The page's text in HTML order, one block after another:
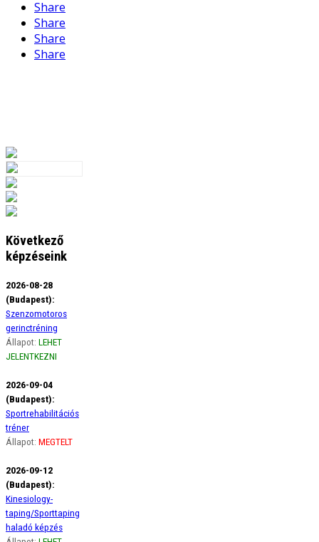
Share
Share
Share
Share
Következő
képzéseink
2026-08-28
(Budapest):
Szenzomotoros
gerinctréning
Állapot: LEHET
JELENTKEZNI
2026-09-04
(Budapest):
Sportrehabilitációs
tréner
Állapot: MEGTELT
2026-09-12
(Budapest):
Kinesiology-
taping/Sporttaping
haladó képzés